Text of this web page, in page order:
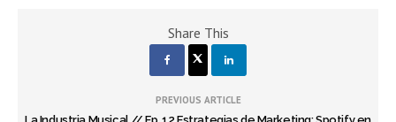
Share This
PREVIOUS ARTICLE